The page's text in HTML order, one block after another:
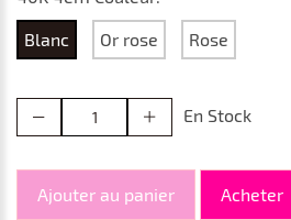
Blanc Or rose Rose
En Stock
Ajouter au panier
Acheter